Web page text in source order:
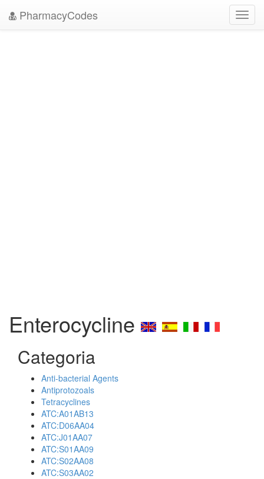
PharmacyCodes
Enterocycline
Categoria
Anti-bacterial Agents
Antiprotozoals
Tetracyclines
ATC:A01AB13
ATC:D06AA04
ATC:J01AA07
ATC:S01AA09
ATC:S02AA08
ATC:S03AA02